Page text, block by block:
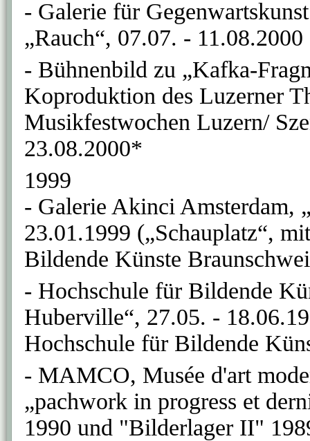
- Galerie für
„Rauch“, 07.07. - 11.08.2000
- Bühnenbild zu „Kafka-
Koproduktion des Luzerner
Musikfestwochen Luzern/
23.08.2000*
1999
- Galerie Akinci Amsterdam,
23.01.1999 („Schauplatz“,
Bildende Künste
- Hochschule für Bildende
Huberville“, 27.05. -
Hochschule für Bildende
- MAMCO, Musée d'art
„pachwork in progress et
1990 und "Bilderlager II"